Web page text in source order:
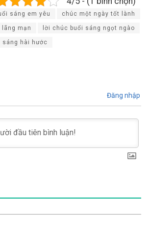
sáng em yêu chúc một ngày tốt lành
mạn lời chúc buổi sáng ngọt ngào
sáng hài hước
Đăng nhập